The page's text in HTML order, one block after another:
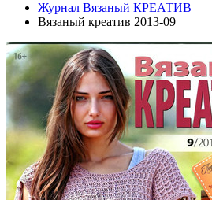
Журнал Вязаный КРЕАТИВ
Вязаный креатив 2013-09